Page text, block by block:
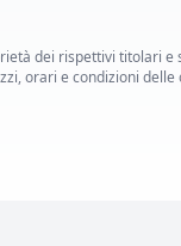
dei rispettivi titolari e
orari e condizioni